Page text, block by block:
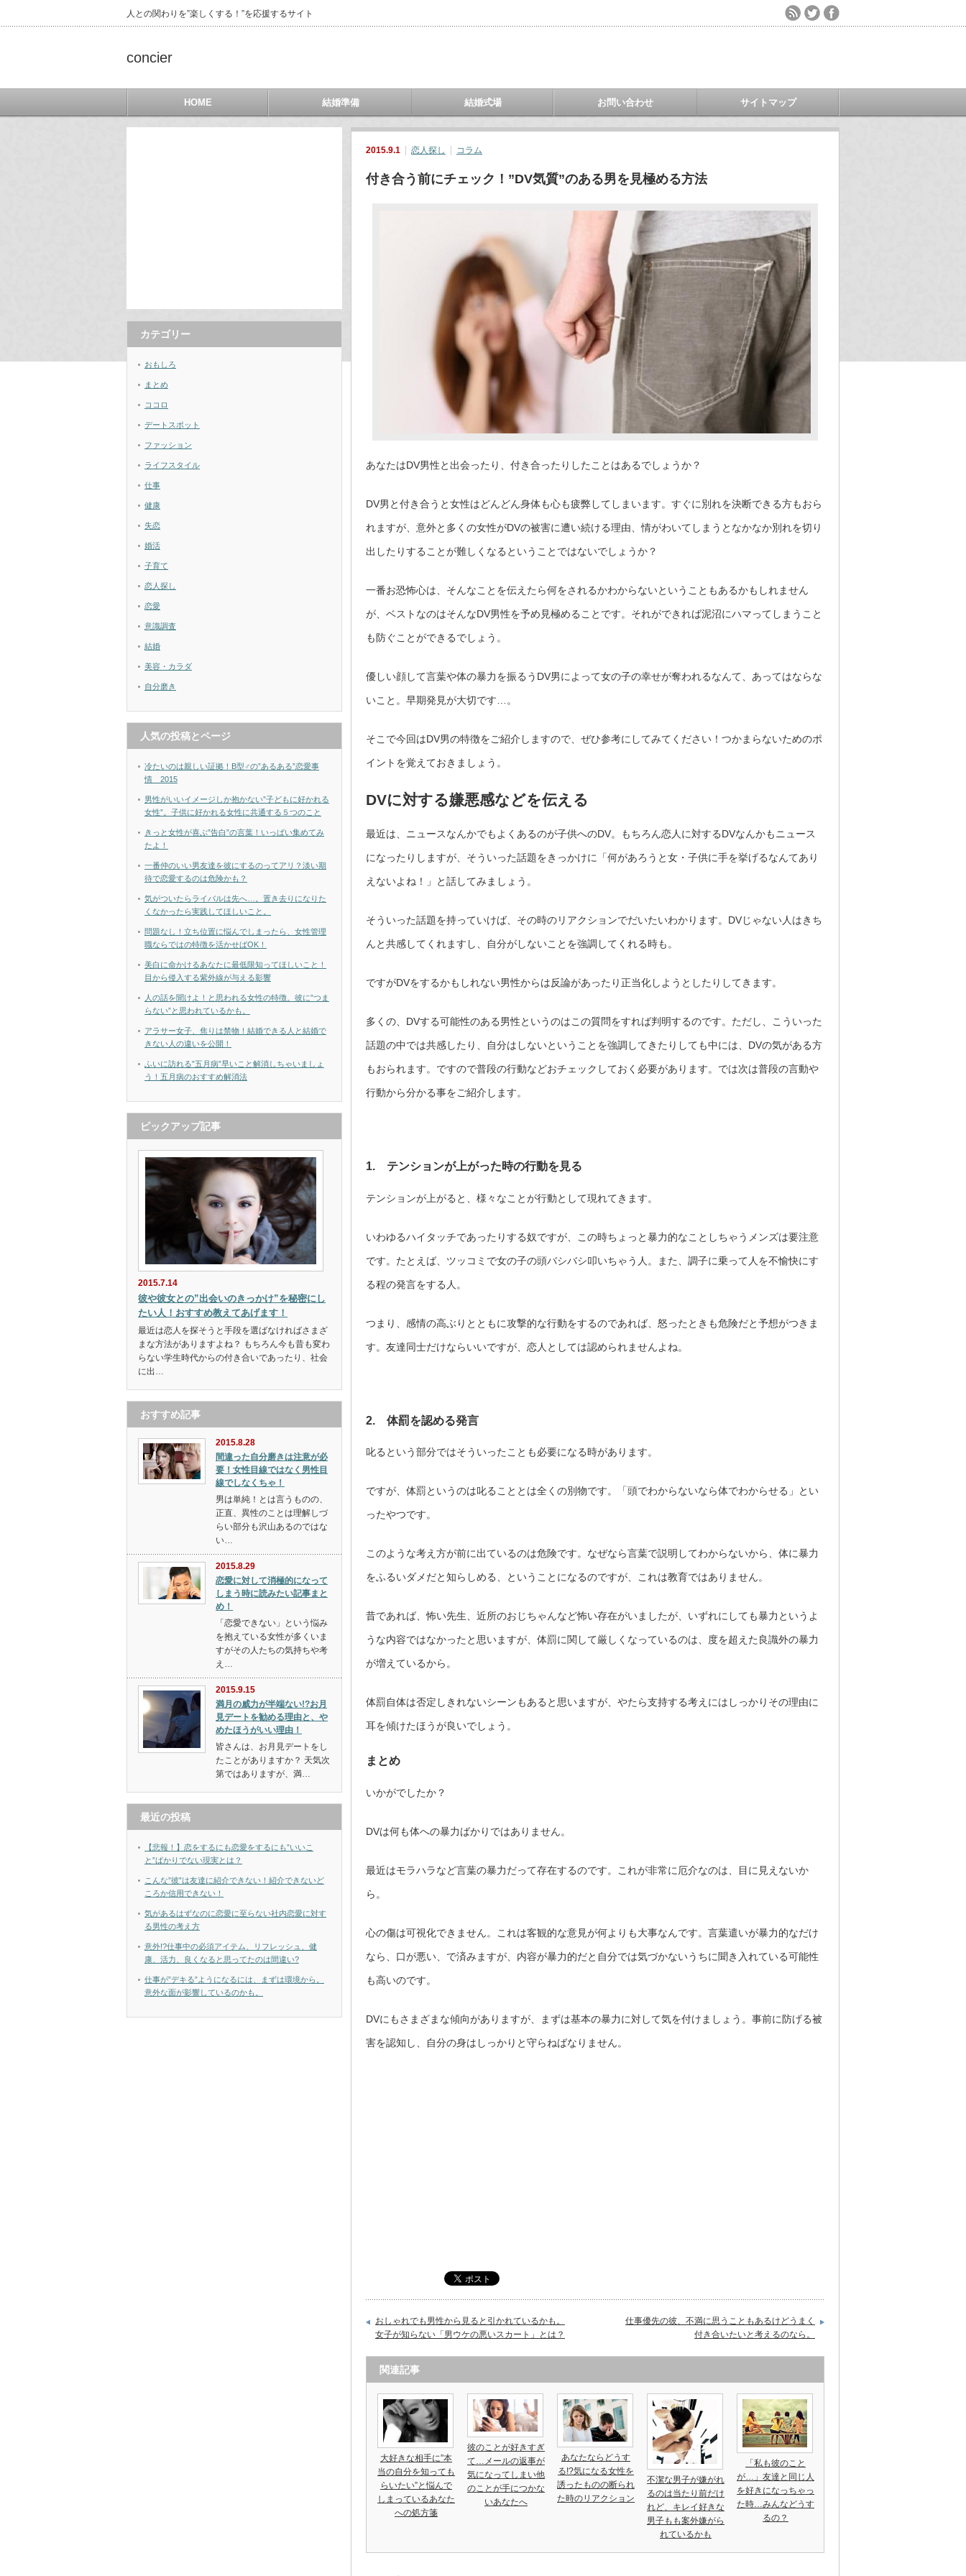
人との関わりを”楽しくする！”を応援するサイト
concier
HOME 結婚準備 結婚式場 お問い合わせ サイトマップ
2015.9.1 恋人探し コラム
付き合う前にチェック！”DV気質”のある男を見極める方法
あなたはDV男性と出会ったり、付き合ったりしたことはあるでしょうか？
DV男と付き合うと女性はどんどん身体も心も疲弊してしまいます。すぐに別れを決断できる方もおら
れますが、意外と多くの女性がDVの被害に遭い続ける理由、情がわいてしまうとなかなか別れを切り
出したりすることが難しくなるということではないでしょうか？
一番お恐怖心は、そんなことを伝えたら何をされるかわからないということもあるかもしれません
が、ベストなのはそんなDV男性を予め見極めることです。それができれば泥沼にハマってしまうこと
も防ぐことができるでしょう。
優しい顔して言葉や体の暴力を振るうDV男によって女の子の幸せが奪われるなんて、あってはならな
いこと。早期発見が大切です…。
そこで今回はDV男の特徴をご紹介しますので、ぜひ参考にしてみてください！つかまらないためのポ
イントを覚えておきましょう。
DVに対する嫌悪感などを伝える
最近は、ニュースなんかでもよくあるのが子供へのDV。もちろん恋人に対するDVなんかもニュース
になったりしますが、そういった話題をきっかけに「何があろうと女・子供に手を挙げるなんてあり
えないよね！」と話してみましょう。
そういった話題を持っていけば、その時のリアクションでだいたいわかります。DVじゃない人はきち
んと共感してくれますし、自分がしないことを強調してくれる時も。
ですがDVをするかもしれない男性からは反論があったり正当化しようとしたりしてきます。
多くの、DVする可能性のある男性というのはこの質問をすれば判明するのです。ただし、こういった
話題の中では共感したり、自分はしないということを強調してきたりしても中には、DVの気がある方
もおられます。ですので普段の行動などおチェックしておく必要があります。では次は普段の言動や
行動から分かる事をご紹介します。
1. テンションが上がった時の行動を見る
テンションが上がると、様々なことが行動として現れてきます。
いわゆるハイタッチであったりする奴ですが、この時ちょっと暴力的なことしちゃうメンズは要注意
です。たとえば、ツッコミで女の子の頭バシバシ叩いちゃう人。また、調子に乗って人を不愉快にす
る程の発言をする人。
つまり、感情の高ぶりとともに攻撃的な行動をするのであれば、怒ったときも危険だと予想がつきま
す。友達同士だけならいいですが、恋人としては認められませんよね。
2. 体罰を認める発言
叱るという部分ではそういったことも必要になる時があります。
ですが、体罰というのは叱ることとは全くの別物です。「頭でわからないなら体でわからせる」とい
ったやつです。
このような考え方が前に出ているのは危険です。なぜなら言葉で説明してわからないから、体に暴力
をふるいダメだと知らしめる、ということになるのですが、これは教育ではありません。
昔であれば、怖い先生、近所のおじちゃんなど怖い存在がいましたが、いずれにしても暴力というよ
うな内容ではなかったと思いますが、体罰に関して厳しくなっているのは、度を超えた良識外の暴力
が増えているから。
体罰自体は否定しきれないシーンもあると思いますが、やたら支持する考えにはしっかりその理由に
耳を傾けたほうが良いでしょう。
まとめ
いかがでしたか？
DVは何も体への暴力ばかりではありません。
最近はモラハラなど言葉の暴力だって存在するのです。これが非常に厄介なのは、目に見えないか
ら。
心の傷は可視化できません。これは客観的な意見が何よりも大事なんです。言葉遣いが暴力的なだけ
なら、口が悪い、で済みますが、内容が暴力的だと自分では気づかないうちに聞き入れている可能性
も高いのです。
DVにもさまざまな傾向がありますが、まずは基本の暴力に対して気を付けましょう。事前に防げる被
害を認知し、自分の身はしっかりと守らねばなりません。
おしゃれでも男性から見ると引かれているかも。
女子が知らない「男ウケの悪いスカート」とは？
仕事優先の彼、不満に思うこともあるけどうまく
付き合いたいと考えるのなら。
関連記事
大好きな相手に”本
当の自分を知っても
らいたい”と悩んで
しまっているあなた
への処方箋
彼のことが好きすぎ
て…メールの返事が
気になってしまい他
のことが手につかな
いあなたへ
あなたならどうす
る!?気になる女性を
誘ったものの断られ
た時のリアクション
不潔な男子が嫌がれ
るのは当たり前だけ
れど、キレイ好きな
男子もも案外嫌がら
れているかも
「私も彼のこと
が…」友達と同じ人
を好きになっちゃっ
た時…みんなどうす
るの？
カテゴリー
おもしろ
まとめ
ココロ
デートスポット
ファッション
ライフスタイル
仕事
健康
失恋
婚活
子育て
恋人探し
恋愛
意識調査
結婚
美容・カラダ
自分磨き
人気の投稿とページ
冷たいのは親しい証拠！B型♂の”あるある”恋愛事
情 2015
男性がいいイメージしか抱かない”子どもに好かれる
女性”。子供に好かれる女性に共通する５つのこと
きっと女性が喜ぶ”告白”の言葉！いっぱい集めてみ
たよ！
一番仲のいい男友達を彼にするのってアリ？淡い期
待で恋愛するのは危険かも？
気がついたらライバルは先へ…。置き去りになりた
くなかったら実践してほしいこと。
問題なし！立ち位置に悩んでしまったら、女性管理
職ならではの特徴を活かせばOK！
美白に命かけるあなたに最低限知ってほしいこと！
目から侵入する紫外線が与える影響
人の話を聞けよ！と思われる女性の特徴。彼に”つま
らない”と思われているかも。
アラサー女子、焦りは禁物！結婚できる人と結婚で
きない人の違いを公開！
ふいに訪れる”五月病”早いこと解消しちゃいましょ
う！五月病のおすすめ解消法
ピックアップ記事
2015.7.14
彼や彼女との”出会いのきっかけ”を秘密にし
たい人！おすすめ教えてあげます！
最近は恋人を探そうと手段を選ばなければさまざ
まな方法がありますよね？ もちろん今も昔も変わ
らない学生時代からの付き合いであったり、社会
に出…
おすすめ記事
2015.8.28
間違った自分磨きは注意が必
要！女性目線ではなく男性目
線でしなくちゃ！
男は単純！とは言うものの、
正直、異性のことは理解しづ
らい部分も沢山あるのではな
い…
2015.8.29
恋愛に対して消極的になって
しまう時に読みたい記事まと
め！
「恋愛できない」という悩み
を抱えている女性が多くいま
すがその人たちの気持ちや考
え…
2015.9.15
満月の威力が半端ない!?お月
見デートを勧める理由と、や
めたほうがいい理由！
皆さんは、お月見デートをし
たことがありますか？ 天気次
第ではありますが、満…
最近の投稿
【悲報！】恋をするにも恋愛をするにも”いいこ
と”ばかりでない現実とは？
こんな”彼”は友達に紹介できない！紹介できないど
ころか信用できない！
気があるはずなのに恋愛に至らない社内恋愛に対す
る男性の考え方
意外!?仕事中の必須アイテム、リフレッシュ、健
康、活力、良くなると思ってたのは間違い?
仕事が”デキる”ようになるには、まずは環境から。
意外な面が影響しているのかも。